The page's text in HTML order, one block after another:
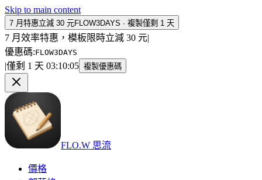
Skip to main content
7 月特惠立減 30 元FLOW3DAYS · 複製僅剩 1 天
7 月效率特惠，模板限時立減 30 元|
優惠碼:FLOW3DAYS
|僅剩 1 天 03:10:05 複製優惠碼
FLO.W 思流
價格